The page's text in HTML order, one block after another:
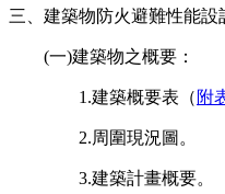
三、建築物防火避難性能設
(一)建築物之概要：
1.建築概要表（ 附
2.周圍現況圖。
3.建築計畫概要。